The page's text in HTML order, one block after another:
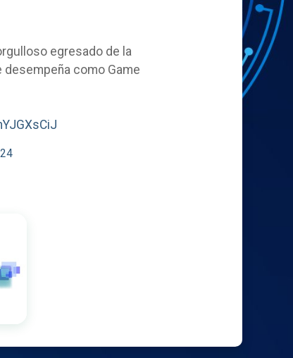
egresado de la
desempeña como Game